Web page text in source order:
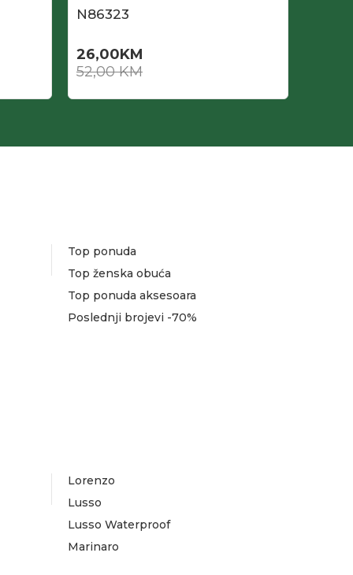
N86323
26,00KM
52,00KM
Top ponuda
Top ženska obuća
Top ponuda aksesoara
Poslednji brojevi -70%
Lorenzo
Lusso
Lusso Waterproof
Marinaro